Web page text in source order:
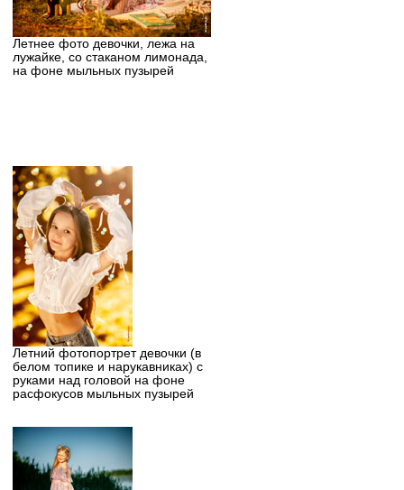
Летнее фото девочки, лежа на
лужайке, со стаканом лимонада,
на фоне мыльных пузырей
Летний фотопортрет девочки (в
белом топике и нарукавниках) с
руками над головой на фоне
расфокусов мыльных пузырей